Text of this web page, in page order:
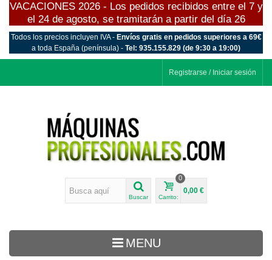
VACACIONES 2026 - Los pedidos recibidos entre el 7 y
el 24 de agosto, se tramitarán a partir del día 26
Todos los precios incluyen IVA - Envíos gratis en pedidos superiores a 69€
a toda España (península) - Tel: 935.155.829 (de 9:30 a 19:00)
Registrarse / Iniciar sesión
Buscar Carrito:
0
0,00 €
MENU